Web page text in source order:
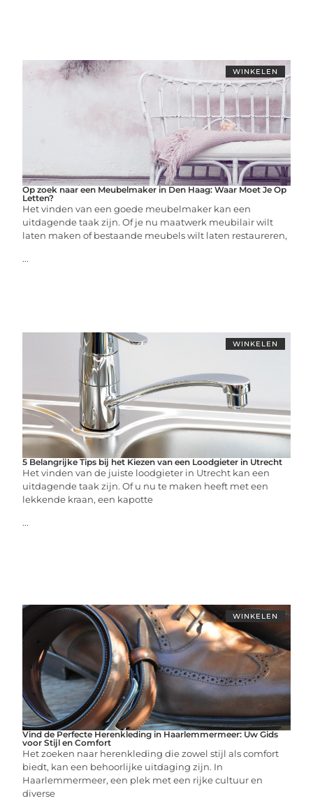
WINKELEN
Op zoek naar een Meubelmaker in Den Haag: Waar Moet Je Op
Letten?
Het vinden van een goede meubelmaker kan een
uitdagende taak zijn. Of je nu maatwerk meubilair wilt
laten maken of bestaande meubels wilt laten restaureren,
...
WINKELEN
5 Belangrijke Tips bij het Kiezen van een Loodgieter in Utrecht
Het vinden van de juiste loodgieter in Utrecht kan een
uitdagende taak zijn. Of u nu te maken heeft met een
lekkende kraan, een kapotte
...
WINKELEN
Vind de Perfecte Herenkleding in Haarlemmermeer: Uw Gids
voor Stijl en Comfort
Het zoeken naar herenkleding die zowel stijl als comfort
biedt, kan een behoorlijke uitdaging zijn. In
Haarlemmermeer, een plek met een rijke cultuur en
diverse